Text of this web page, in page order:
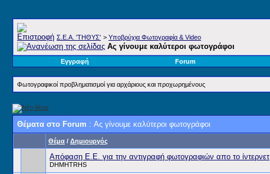
Σ.E.A. 'ΤΗΘΥΣ' > Υποβρύχια Φωτογραφία & Video
Ας γίνουμε καλύτεροι φωτογράφοι
Εγγραφή Forum
Φωτογραφικοί προβληματισμοί για αρχάριους και προχωρημένους
Θέματα στο Forum : Ας γίνουμε καλύτεροι φωτογράφοι
Θέμα / Δημιουργός
Απόφαση Ε.Ε. για την αντιγραφή φωτογραφιών απο το ίντερνετ
DHMHTRHS